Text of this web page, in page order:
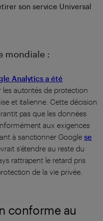
son service Universal
mondiale :
Analytics a été
les autorités de protection
et italienne. Cette décision
pas que les données
aux exigences
à sanctionner Google se
s'étendre au reste du
rattrapent le retard pris
de la vie privée.
conforme au